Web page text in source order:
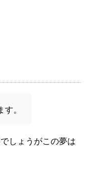
す。
しょうがこの夢は